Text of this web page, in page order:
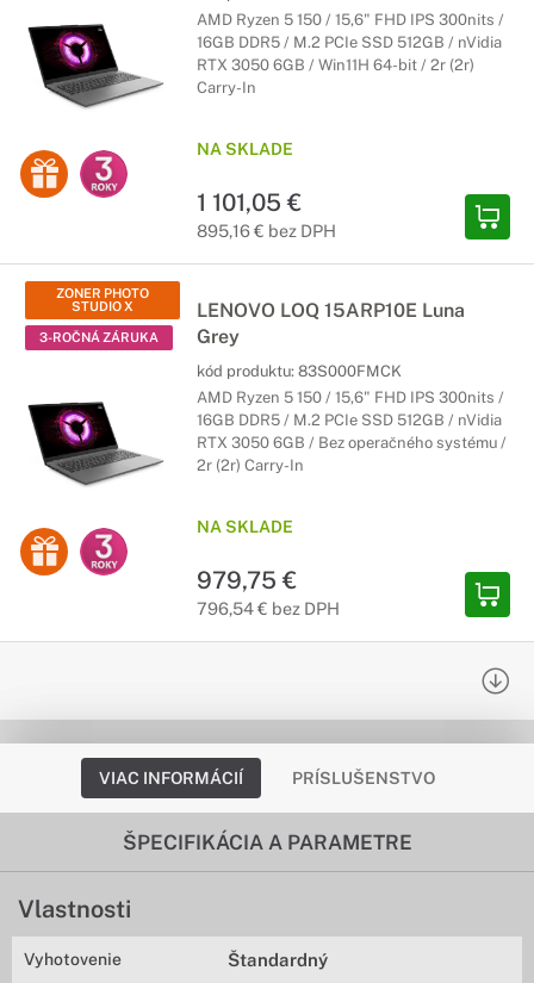
AMD Ryzen 5 150 / 15,6" FHD IPS 300nits /
16GB DDR5 / M.2 PCIe SSD 512GB / nVidia
RTX 3050 6GB / Win11H 64-bit / 2r (2r)
Carry-In
NA SKLADE
1 101,05 €
895,16 € bez DPH
ZONER PHOTO
STUDIO X
3-ROČNÁ ZÁRUKA
LENOVO LOQ 15ARP10E Luna
Grey
kód produktu: 83S000FMCK
AMD Ryzen 5 150 / 15,6" FHD IPS 300nits /
16GB DDR5 / M.2 PCIe SSD 512GB / nVidia
RTX 3050 6GB / Bez operačného systému /
2r (2r) Carry-In
NA SKLADE
979,75 €
796,54 € bez DPH
VIAC INFORMÁCIÍ PRÍSLUŠENSTVO
ŠPECIFIKÁCIA A PARAMETRE
Vlastnosti
Vyhotovenie Štandardný